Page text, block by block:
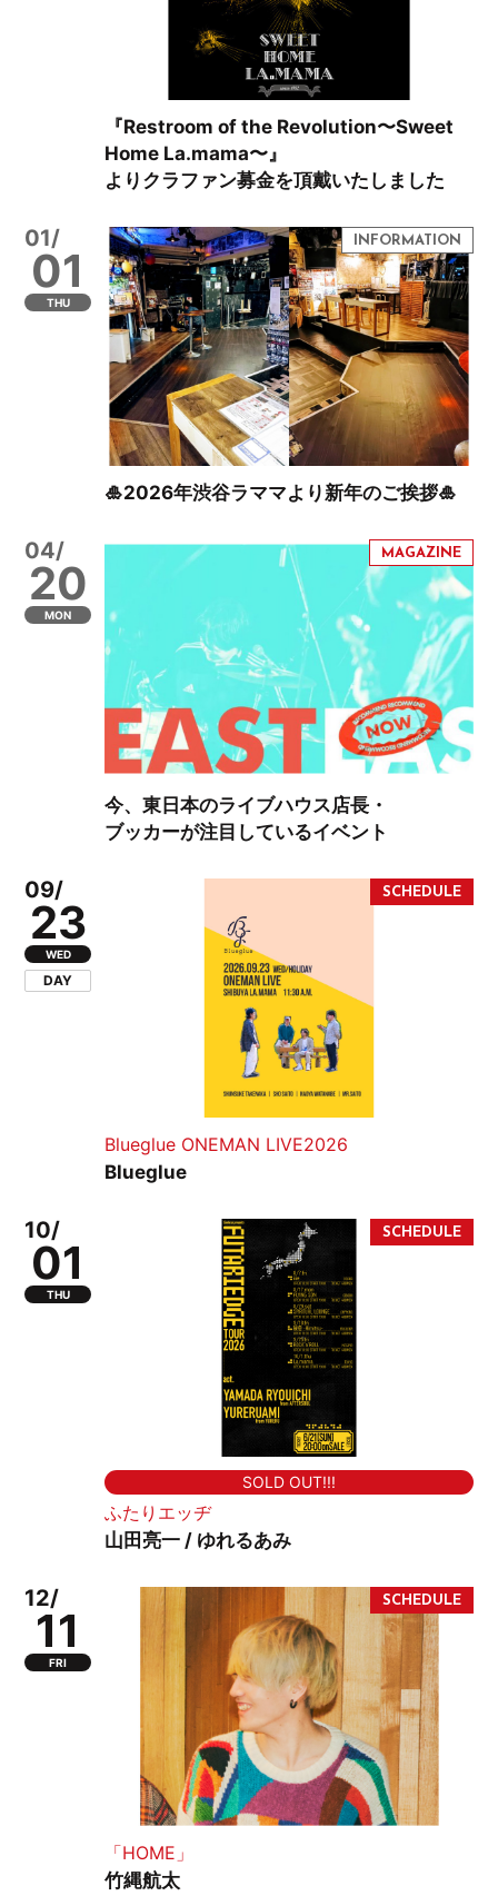
『Restroom of the Revolution〜Sweet
Home La.mama〜』
よりクラファン募金を頂戴いたしました
01/
01
THU
🎍2026年渋谷ラママより新年のご挨拶🎍
04/
20
MON
今、東日本のライブハウス店長・
ブッカーが注目しているイベント
09/
23
WED
DAY
Blueglue ONEMAN LIVE2026
Blueglue
10/
01
THU
SOLD OUT!!!
ふたりエッヂ
山田亮一 / ゆれるあみ
12/
11
FRI
「HOME」
竹縄航太